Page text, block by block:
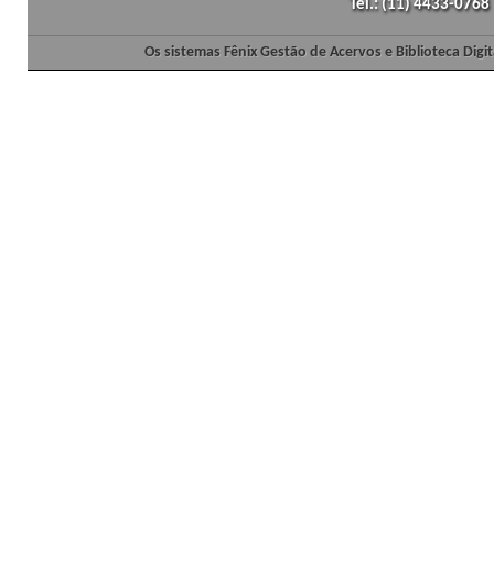
Tel.: (11) 4433-
Os sistemas Fênix Gestão de Acervos e Biblioteca